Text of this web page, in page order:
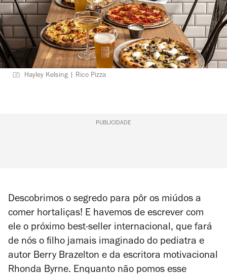
Hayley Kelsing | Rico Pizza
PUBLICIDADE
Descobrimos o segredo para pôr os miúdos a
comer hortaliças! E havemos de escrever com
ele o próximo best-seller internacional, que fará
de nós o filho jamais imaginado do pediatra e
autor Berry Brazelton e da escritora motivacional
Rhonda Byrne. Enquanto não pomos esse